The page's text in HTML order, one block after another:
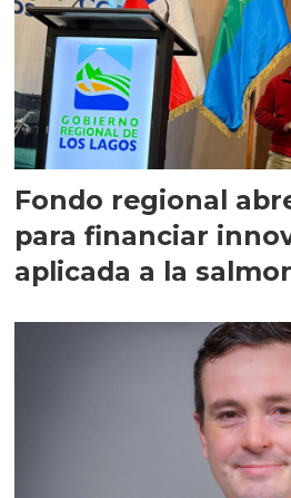
Fondo regional
para financiar
aplicada a la